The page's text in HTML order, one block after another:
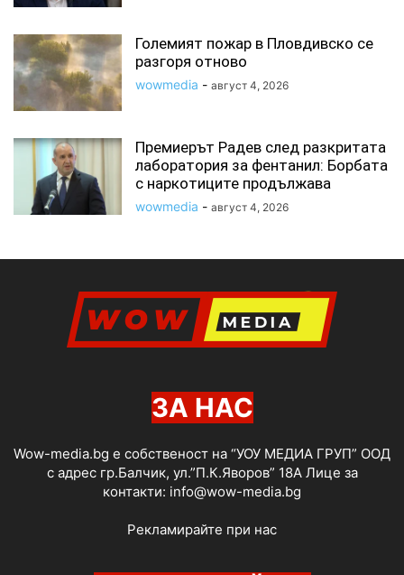
Големият пожар в Пловдивско се
разгоря отново
wowmedia - август 4, 2026
Премиерът Радев след разкритата
лаборатория за фентанил: Борбата
с наркотиците продължава
wowmedia - август 4, 2026
ЗА НАС
Wow-media.bg е собственост на “УОУ МЕДИА ГРУП” ООД
с адрес гр.Балчик, ул.”П.К.Яворов” 18А Лице за
контакти: info@wow-media.bg
Рекламирайте при нас